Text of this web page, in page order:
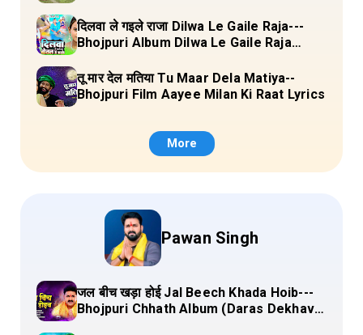
दिलवा ले गइले राजा Dilwa Le Gaile Raja---
Bhojpuri Album Dilwa Le Gaile Raja
तू मार देल मतिया Tu Maar Dela Matiya--
Bhojpuri Film Aayee Milan Ki Raat Lyrics
More
Pawan Singh
जल बीच खड़ा होई Jal Beech Khada Hoib---
Bhojpuri Chhath Album (Daras Dekhava